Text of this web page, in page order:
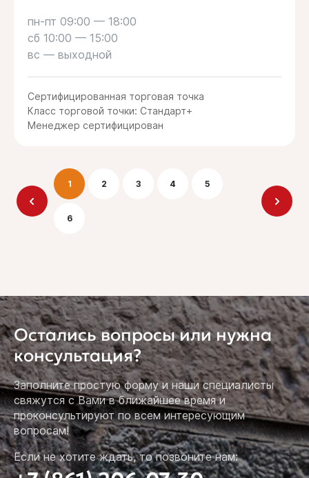
пн-пт 09:00 — 18:00
сб 10:00 — 15:00
вс — выходной
Сертифицированная торговая точка
Класс торговой точки: Стандарт+
Менеджер сертифицирован
1 2 3 4 5
6
Остались вопросы или нужна
консультация?
Заполните простую форму и наши специалисты
свяжутся с Вами в ближайшее время и
проконсультируют по всем интересующим
вопросам!
Если не хотите ждать, то позвоните нам: